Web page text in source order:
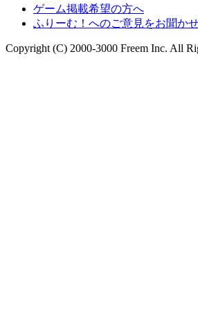
ゲーム掲載希望の方へ
ふりーむ！へのご意見をお聞か
Copyright (C) 2000-3000 Freem Inc. All